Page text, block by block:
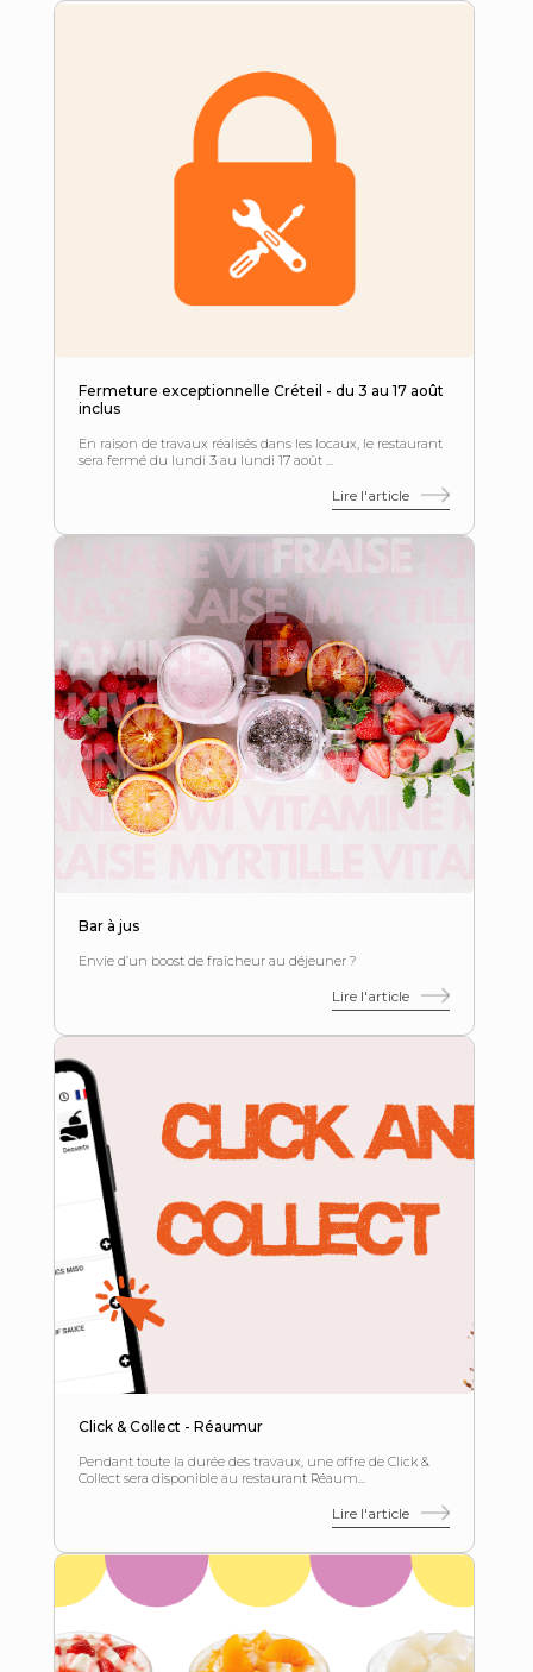
Fermeture exceptionnelle Créteil - du 3 au 17 août
inclus
En raison de travaux réalisés dans les locaux, le restaurant
sera fermé du lundi 3 au lundi 17 août ...
Lire l'article
Bar à jus
Envie d’un boost de fraîcheur au déjeuner ?
Lire l'article
Click & Collect - Réaumur
Pendant toute la durée des travaux, une offre de Click &
Collect sera disponible au restaurant Réaum...
Lire l'article